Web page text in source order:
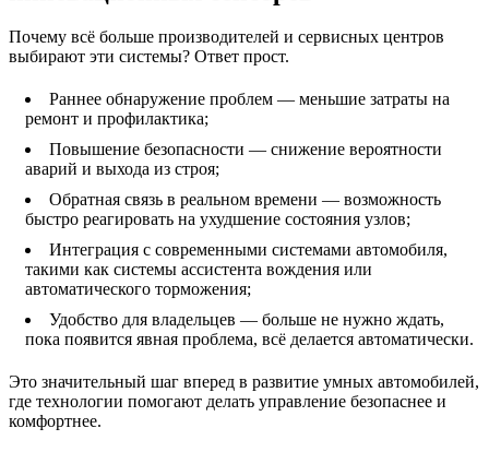
Почему всё больше производителей и сервисных центров
выбирают эти системы? Ответ прост.
Раннее обнаружение проблем — меньшие затраты на
ремонт и профилактика;
Повышение безопасности — снижение вероятности
аварий и выхода из строя;
Обратная связь в реальном времени — возможность
быстро реагировать на ухудшение состояния узлов;
Интеграция с современными системами автомобиля,
такими как системы ассистента вождения или
автоматического торможения;
Удобство для владельцев — больше не нужно ждать,
пока появится явная проблема, всё делается автоматически.
Это значительный шаг вперед в развитие умных автомобилей,
где технологии помогают делать управление безопаснее и
комфортнее.